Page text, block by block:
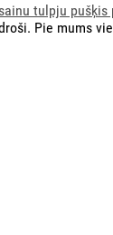
tulpju pušķis
Pie mums